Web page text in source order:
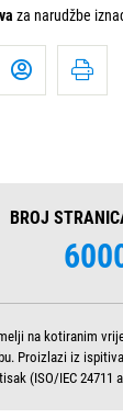
za narudžbe
BROJ
na kotiranim
Proizlazi iz
(ISO/IEC 24711